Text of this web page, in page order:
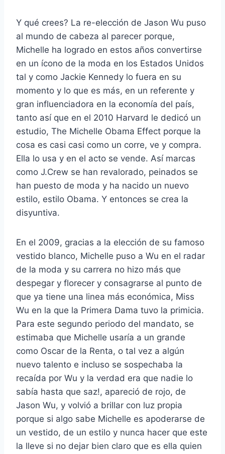
Y qué crees? La re-elección de Jason Wu puso
al mundo de cabeza al parecer porque,
Michelle ha logrado en estos años convertirse
en un ícono de la moda en los Estados Unidos
tal y como Jackie Kennedy lo fuera en su
momento y lo que es más, en un referente y
gran influenciadora en la economía del país,
tanto así que en el 2010 Harvard le dedicó un
estudio, The Michelle Obama Effect porque la
cosa es casi casi como un corre, ve y compra.
Ella lo usa y en el acto se vende. Así marcas
como J.Crew se han revalorado, peinados se
han puesto de moda y ha nacido un nuevo
estilo, estilo Obama. Y entonces se crea la
disyuntiva.
En el 2009, gracias a la elección de su famoso
vestido blanco, Michelle puso a Wu en el radar
de la moda y su carrera no hizo más que
despegar y florecer y consagrarse al punto de
que ya tiene una linea más económica, Miss
Wu en la que la Primera Dama tuvo la primicia.
Para este segundo periodo del mandato, se
estimaba que Michelle usaría a un grande
como Oscar de la Renta, o tal vez a algún
nuevo talento e incluso se sospechaba la
recaída por Wu y la verdad era que nadie lo
sabía hasta que saz!, apareció de rojo, de
Jason Wu, y volvió a brillar con luz propia
porque si algo sabe Michelle es apoderarse de
un vestido, de un estilo y nunca hacer que este
la lleve si no dejar bien claro que es ella quien